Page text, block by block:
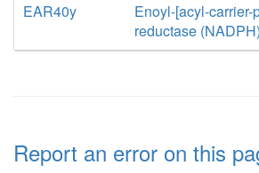
EAR40y
Enoyl-[acyl-carrier-
reductase
Report an error on this